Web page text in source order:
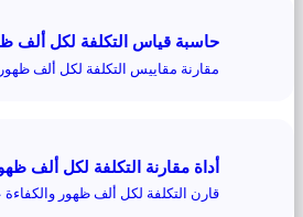
حاسبة قياس التكلفة لكل ألف
مقارنة مقاييس التكلفة لكل ألف ظهور
أداة مقارنة التكلفة لكل ألف
قارن التكلفة لكل ألف ظهور